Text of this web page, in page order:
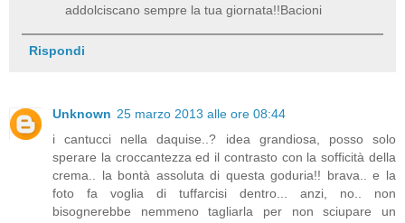
addolciscano sempre la tua giornata!!Bacioni
Rispondi
Unknown 25 marzo 2013 alle ore 08:44
i cantucci nella daquise..? idea grandiosa, posso solo
sperare la croccantezza ed il contrasto con la sofficità della
crema.. la bontà assoluta di questa goduria!! brava.. e la
foto fa voglia di tuffarcisi dentro... anzi, no.. non
bisognerebbe nemmeno tagliarla per non sciupare un